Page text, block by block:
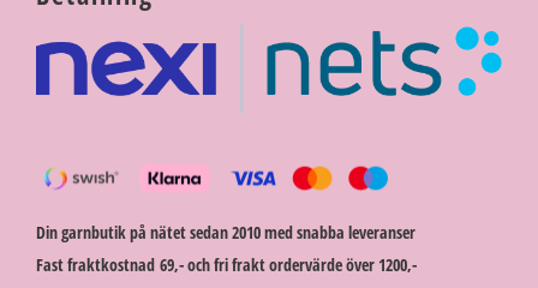
Din garnbutik på nätet sedan 2010 med snabba leveranser
Fast fraktkostnad 69,- och fri frakt ordervärde över 1200,-